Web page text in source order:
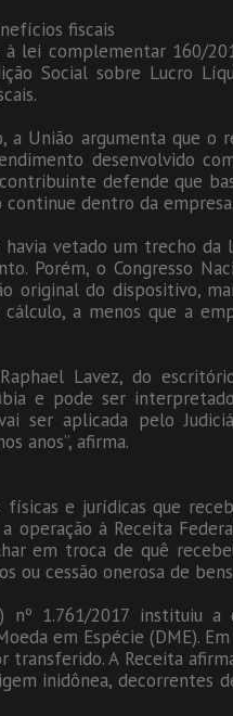
fiscais
à lei complementar 160/
Social sobre Lucro
a União argumenta que o
desenvolvido
contribuinte defende que
continue dentro da
vetado um trecho
Porém, o Congresso
original do dispositivo,
a menos que a
Lavez, do
e pode ser
ser aplicada pelo
anos”, afirma.
e jurídicas que
operação à Receita
em troca de quê
ou cessão onerosa de
nº 1.761/2017 instituiu a
em Espécie (DME).
transferido. A Receita
inidônea, decorrentes